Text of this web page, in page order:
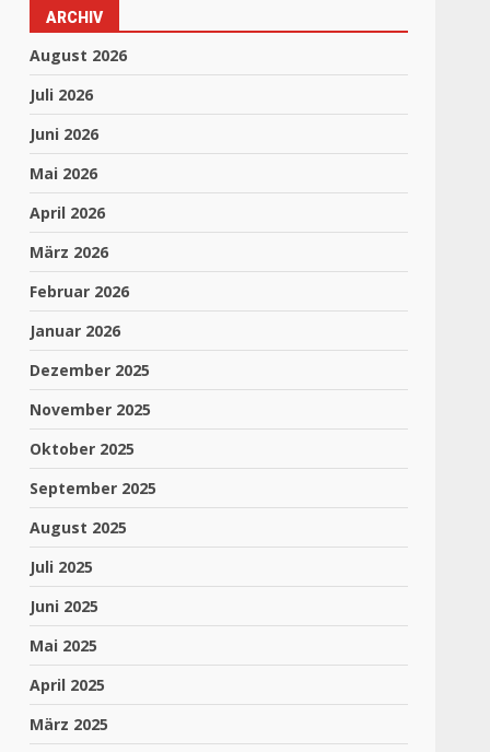
ARCHIV
August 2026
Juli 2026
Juni 2026
Mai 2026
April 2026
März 2026
Februar 2026
Januar 2026
Dezember 2025
November 2025
Oktober 2025
September 2025
August 2025
Juli 2025
Juni 2025
Mai 2025
April 2025
März 2025